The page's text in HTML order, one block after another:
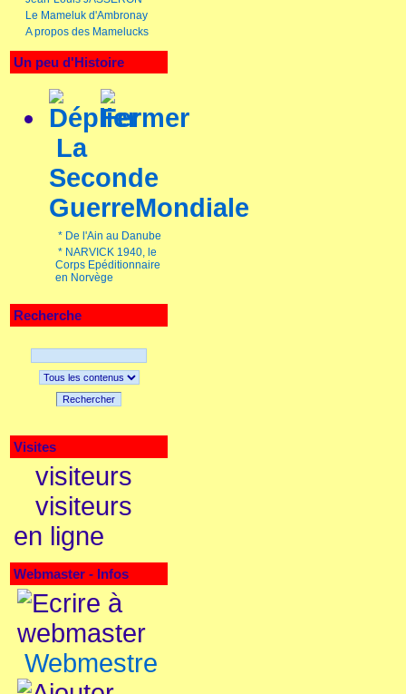
Le Mameluk d'Ambronay
A propos des Mamelucks
Un peu d'Histoire
La
Seconde
GuerreMondiale
* De l'Ain au Danube
* NARVICK 1940, le
Corps Epéditionnaire
en Norvège
Recherche
Rechercher
Visites
visiteurs
visiteurs
en ligne
Webmaster - Infos
Webmestre